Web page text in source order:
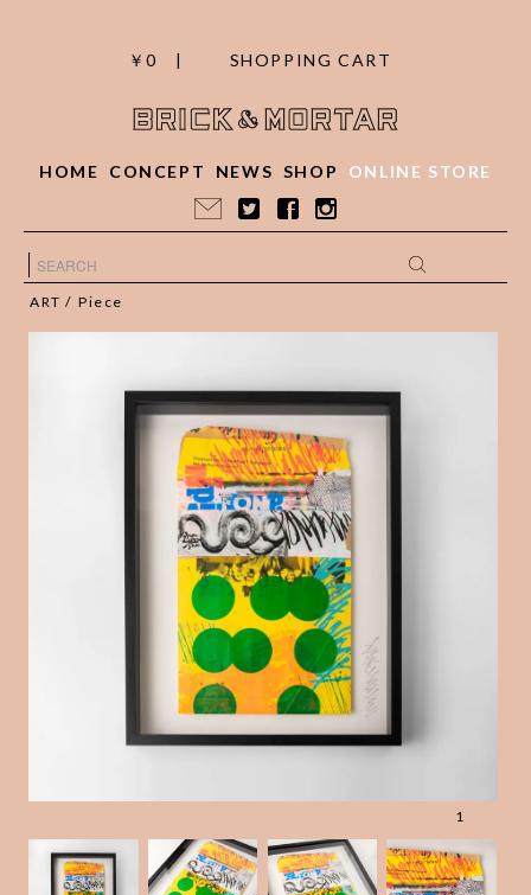
￥0 | SHOPPING CART
HOME CONCEPT NEWS SHOP ONLINE STORE
ART / Piece
1